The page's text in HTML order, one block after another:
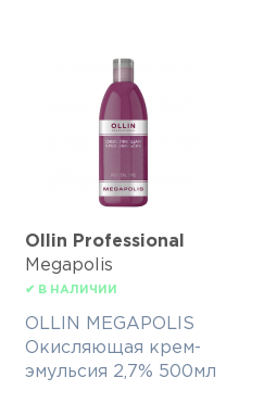
Ollin Professional
Megapolis
✔ В НАЛИЧИИ
OLLIN MEGAPOLIS
Окисляющая крем-
эмульсия 2,7% 500мл